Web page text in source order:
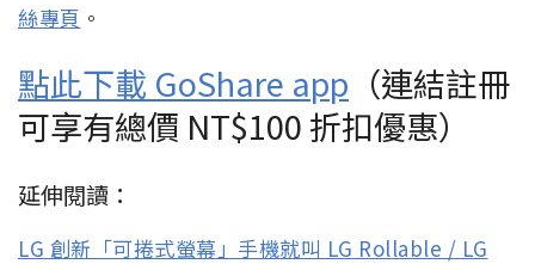
絲專頁 。
點此下載 GoShare app （連結註冊
可享有總價 NT$100 折扣優惠）
延伸閱讀：
LG 創新「可捲式螢幕」手機就叫 LG Rollable / LG